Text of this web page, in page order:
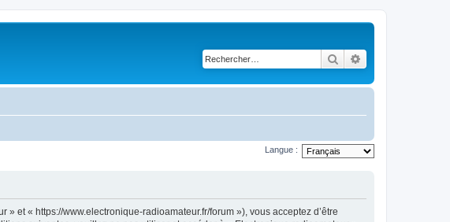
Rechercher
Langue :
et « https://www.electronique-radioamateur.fr/forum »), vous acceptez d’être